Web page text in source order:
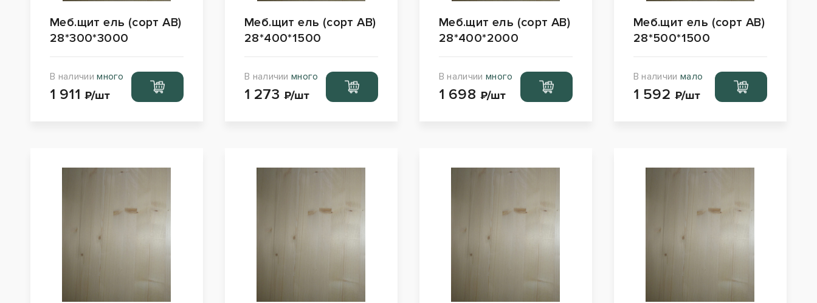
Меб.щит ель (сорт АВ)
28*300*3000
В наличиимного
1 911 ₽/шт
Перейти
в корзину
Меб.щит ель (сорт АВ)
28*400*1500
В наличиимного
1 273 ₽/шт
Перейти
в корзину
Меб.щит ель (сорт АВ)
28*400*2000
В наличиимного
1 698 ₽/шт
Перейти
в корзину
Меб.щит ель (сорт АВ)
28*500*1500
В наличии мало
1 592 ₽/шт
Перейти
в корзину